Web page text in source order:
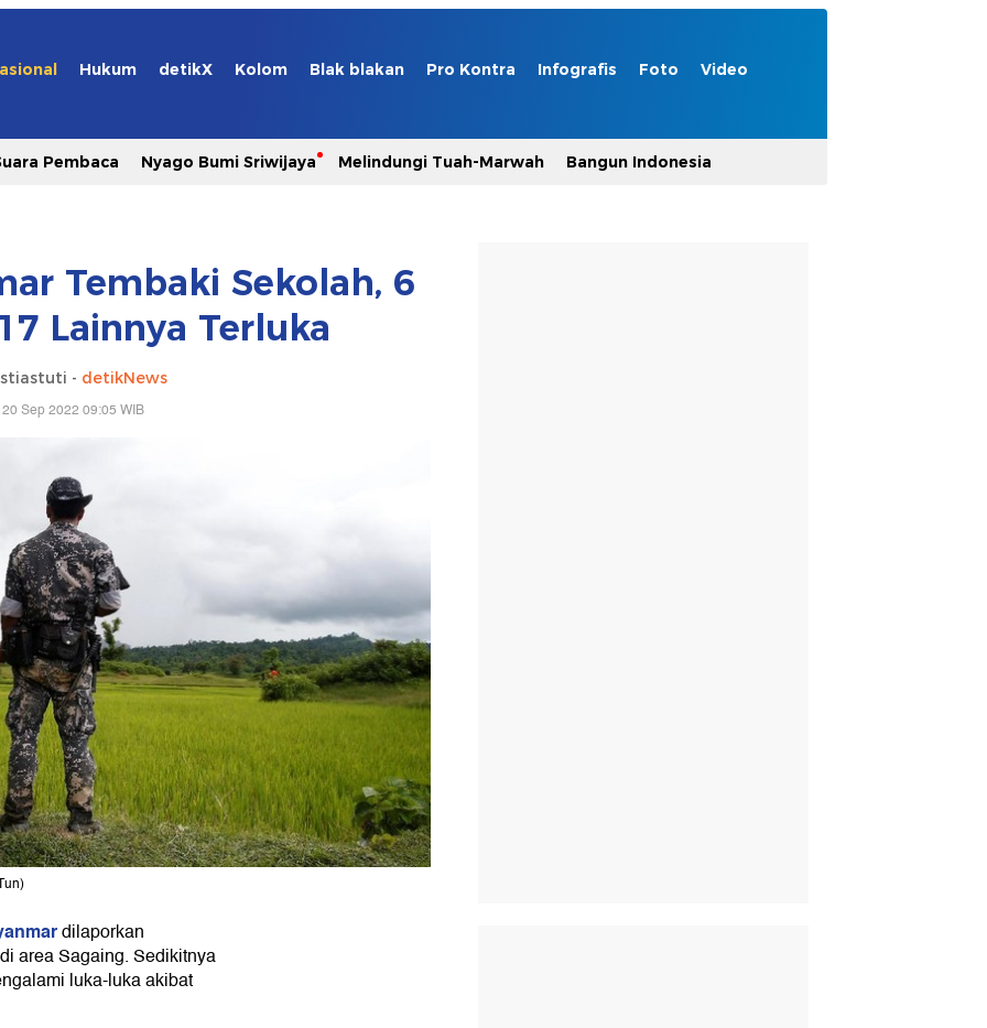
Hukum detikX Kolom Blak blakan Pro Kontra Infografis Foto Video
Pembaca Nyago Bumi Sriwijaya Melindungi Tuah-Marwah Bangun Indonesia
Tembaki Sekolah, 6
Lainnya Terluka
- detikNews
Sep 2022 09:05 WIB
dilaporkan
area Sagaing. Sedikitnya
luka-luka akibat